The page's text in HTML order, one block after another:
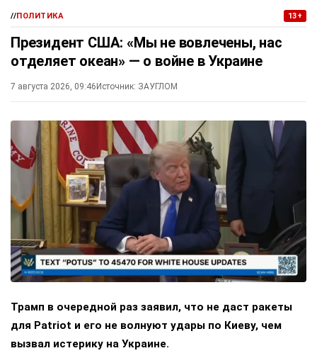
//ПОЛИТИКА 13+
Президент США: «Мы не вовлечены, нас
отделяет океан» — о войне в Украине
7 августа 2026, 09:46 Источник: ЗАУГЛОМ
Трамп в очередной раз заявил, что не даст ракеты
для Patriot и его не волнуют удары по Киеву, чем
вызвал истерику на Украине.